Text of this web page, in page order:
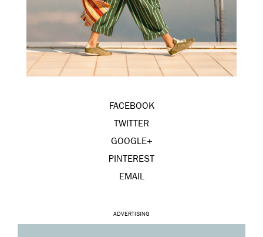
FACEBOOK
TWITTER
GOOGLE+
PINTEREST
EMAIL
ADVERTISING